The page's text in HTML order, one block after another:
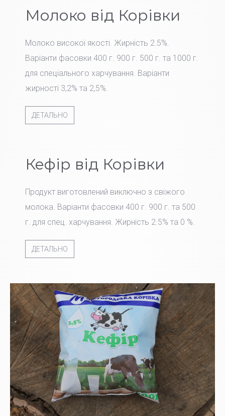
Молоко від Корівки
Молоко високої якості. Жирність 2.5%.
Варіанти фасовки 400 г. 900 г. 500 г. та 1000 г.
для спеціального харчування. Варіанти
жирності 3,2% та 2,5%.
ДЕТАЛЬНО
Кефір від Корівки
Продукт виготовлений виключно з свіжого
молока. Варіанти фасовки 400 г. 900 г. та 500
г. для спец. харчування. Жирність 2.5% та 0 %.
ДЕТАЛЬНО